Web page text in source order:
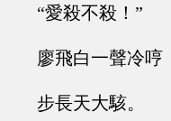
“愛殺不殺！”
廖飛白一聲冷哼
步長天大駭。